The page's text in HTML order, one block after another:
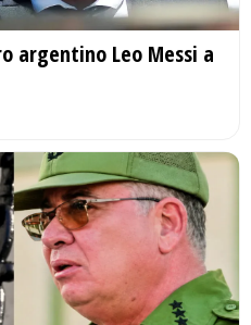
argentino Leo Messi a